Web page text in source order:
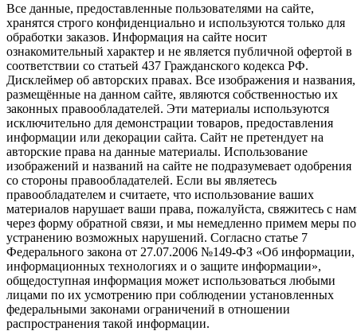
Все данные, предоставленные пользователями на сайте,
хранятся строго конфиденциально и используются только для
обработки заказов. Информация на сайте носит
ознакомительный характер и не является публичной офертой в
соответствии со статьей 437 Гражданского кодекса РФ.
Дисклеймер об авторских правах. Все изображения и названия,
размещённые на данном сайте, являются собственностью их
законных правообладателей. Эти материалы используются
исключительно для демонстрации товаров, предоставления
информации или декорации сайта. Сайт не претендует на
авторские права на данные материалы. Использование
изображений и названий на сайте не подразумевает одобрения
со стороны правообладателей. Если вы являетесь
правообладателем и считаете, что использование ваших
материалов нарушает ваши права, пожалуйста, свяжитесь с
через форму обратной связи, и мы немедленно примем меры по
устранению возможных нарушений. Согласно статье 7
Федерального закона от 27.07.2006 №149-ФЗ «Об информации,
информационных технологиях и о защите информации»,
общедоступная информация может использоваться любыми
лицами по их усмотрению при соблюдении установленных
федеральными законами ограничений в отношении
распространения такой информации.